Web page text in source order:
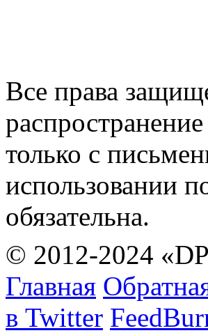
Все права
только с
использовании
обязательна.
© 2012-2024
Главная
в Twitter